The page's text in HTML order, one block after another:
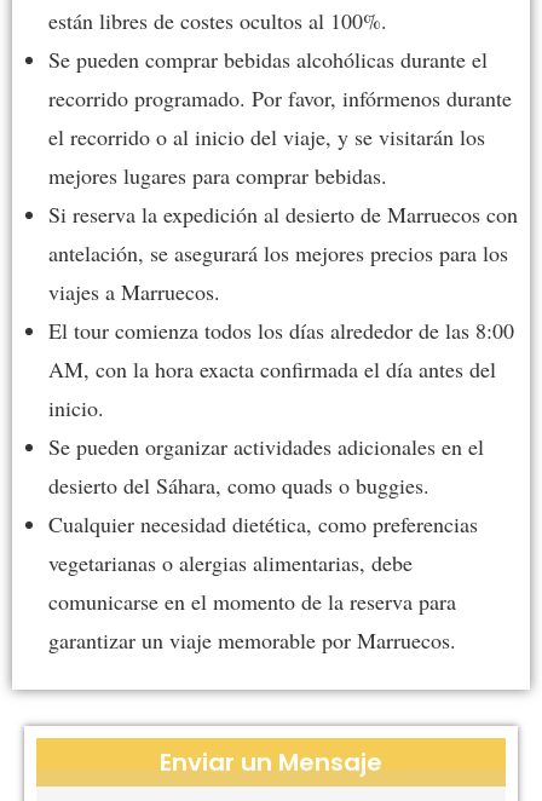
Enviar un Mensaje
están libres de costes ocultos al 100%.
Se pueden comprar bebidas alcohólicas durante el
recorrido programado. Por favor, infórmenos durante
el recorrido o al inicio del viaje, y se visitarán los
mejores lugares para comprar bebidas.
Si reserva la expedición al desierto de Marruecos con
antelación, se asegurará los mejores precios para los
viajes a Marruecos.
El tour comienza todos los días alrededor de las 8:00
AM, con la hora exacta confirmada el día antes del
inicio.
Se pueden organizar actividades adicionales en el
desierto del Sáhara, como quads o buggies.
Cualquier necesidad dietética, como preferencias
vegetarianas o alergias alimentarias, debe
comunicarse en el momento de la reserva para
garantizar un viaje memorable por Marruecos.